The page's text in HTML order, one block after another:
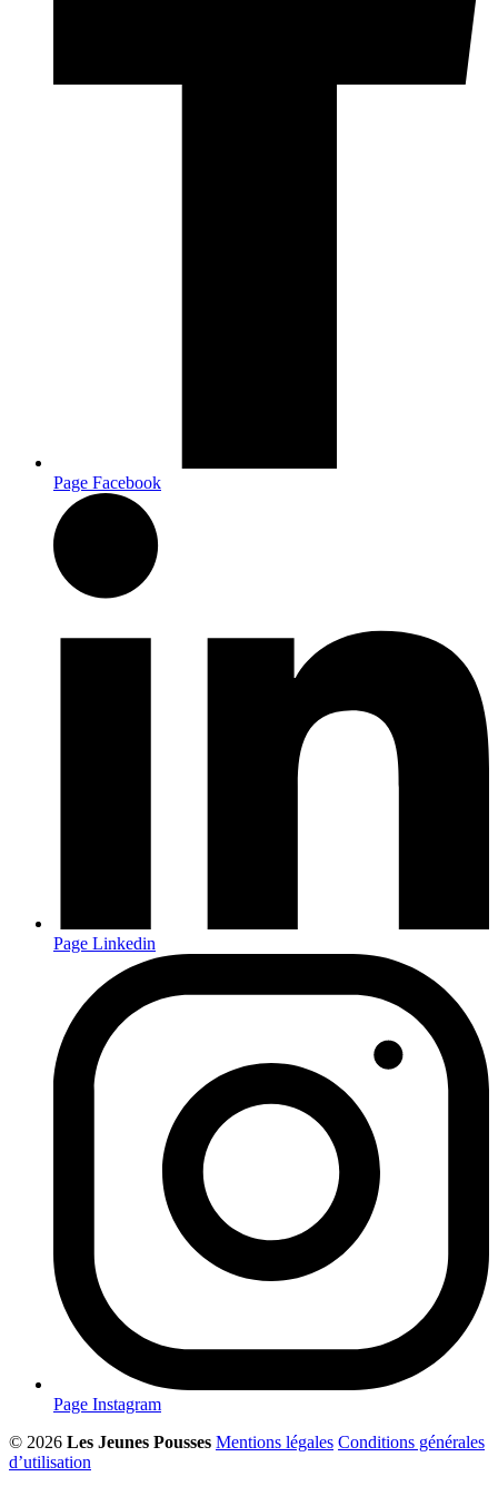
Page Facebook
Page Linkedin
Page Instagram
© 2026 Les Jeunes Pousses Mentions légales Conditions générales
d’utilisation